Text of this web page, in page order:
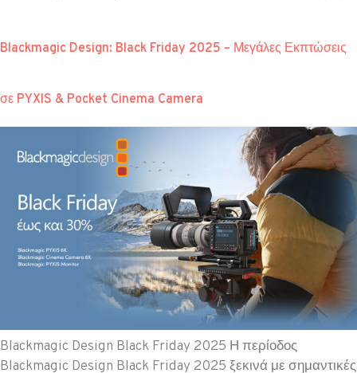
Blackmagic Design: Black Friday 2025 – Μεγάλες Εκπτώσεις
σε PYXIS & Pocket Cinema Camera
Blackmagic Design Black Friday 2025 Η περίοδος
Blackmagic Design Black Friday 2025 ξεκινά με σημαντικές